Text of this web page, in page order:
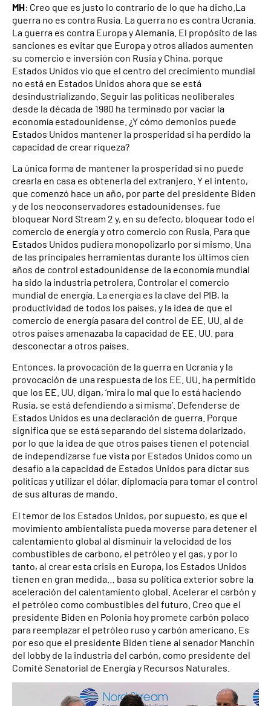
MH: Creo que es justo lo contrario de lo que ha dicho.La
guerra no es contra Rusia. La guerra no es contra Ucrania.
La guerra es contra Europa y Alemania. El propósito de las
sanciones es evitar que Europa y otros aliados aumenten
su comercio e inversión con Rusia y China, porque
Estados Unidos vio que el centro del crecimiento mundial
no está en Estados Unidos ahora que se está
desindustrializando. Seguir las políticas neoliberales
desde la década de 1980 ha terminado por vaciar la
economía estadounidense. ¿Y cómo demonios puede
Estados Unidos mantener la prosperidad si ha perdido la
capacidad de crear riqueza?
La única forma de mantener la prosperidad si no puede
crearla en casa es obtenerla del extranjero. Y el intento,
que comenzó hace un año, por parte del presidente Biden
y de los neoconservadores estadounidenses, fue
bloquear Nord Stream 2 y, en su defecto, bloquear todo el
comercio de energía y otro comercio con Rusia. Para que
Estados Unidos pudiera monopolizarlo por sí mismo. Una
de las principales herramientas durante los últimos cien
años de control estadounidense de la economía mundial
ha sido la industria petrolera. Controlar el comercio
mundial de energía. La energía es la clave del PIB, la
productividad de todos los países, y la idea de que el
comercio de energía pasara del control de EE. UU. al de
otros países amenazaba la capacidad de EE. UU. para
desconectar a otros países.
Entonces, la provocación de la guerra en Ucrania y la
provocación de una respuesta de los EE. UU. ha permitido
que los EE. UU. digan, ‘mira lo mal que lo está haciendo
Rusia, se está defendiendo a sí misma’. Defenderse de
Estados Unidos es una declaración de guerra. Porque
significa que se está separando del sistema dolarizado,
por lo que la idea de que otros países tienen el potencial
de independizarse fue vista por Estados Unidos como un
desafío a la capacidad de Estados Unidos para dictar sus
políticas y utilizar el dólar. diplomacia para tomar el control
de sus alturas de mando.
El temor de los Estados Unidos, por supuesto, es que el
movimiento ambientalista pueda moverse para detener el
calentamiento global al disminuir la velocidad de los
combustibles de carbono, el petróleo y el gas, y por lo
tanto, al crear esta crisis en Europa, los Estados Unidos
tienen en gran medida… basa su política exterior sobre la
aceleración del calentamiento global. Acelerar el carbón y
el petróleo como combustibles del futuro. Creo que el
presidente Biden en Polonia hoy promete carbón polaco
para reemplazar el petróleo ruso y carbón americano. Es
por eso que el presidente Biden tiene al senador Manchin
del lobby de la industria del carbón, como presidente del
Comité Senatorial de Energía y Recursos Naturales.